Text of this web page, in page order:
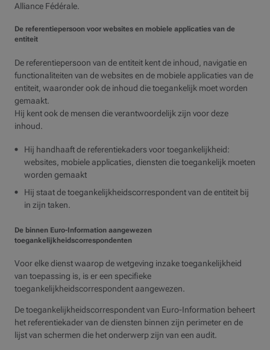
Alliance Fédérale.
De referentiepersoon voor websites en mobiele applicaties van de
entiteit
De referentiepersoon van de entiteit kent de inhoud, navigatie en
functionaliteiten van de websites en de mobiele applicaties van de
entiteit, waaronder ook de inhoud die toegankelijk moet worden
gemaakt.
Hij kent ook de mensen die verantwoordelijk zijn voor deze
inhoud.
Hij handhaaft de referentiekaders voor toegankelijkheid:
websites, mobiele applicaties, diensten die toegankelijk moeten
worden gemaakt
Hij staat de toegankelijkheidscorrespondent van de entiteit bij
in zijn taken.
De binnen Euro-Information aangewezen
toegankelijkheidscorrespondenten
Voor elke dienst waarop de wetgeving inzake toegankelijkheid
van toepassing is, is er een specifieke
toegankelijkheidscorrespondent aangewezen.
De toegankelijkheidscorrespondent van Euro-Information beheert
het referentiekader van de diensten binnen zijn perimeter en de
lijst van schermen die het onderwerp zijn van een audit.